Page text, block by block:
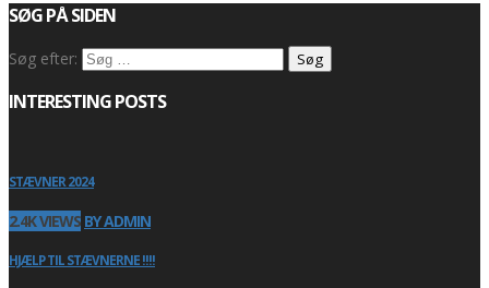
SØG PÅ SIDEN
Søg efter:
INTERESTING POSTS
STÆVNER 2024
2.4K VIEWS BY ADMIN
HJÆLP TIL STÆVNERNE !!!!